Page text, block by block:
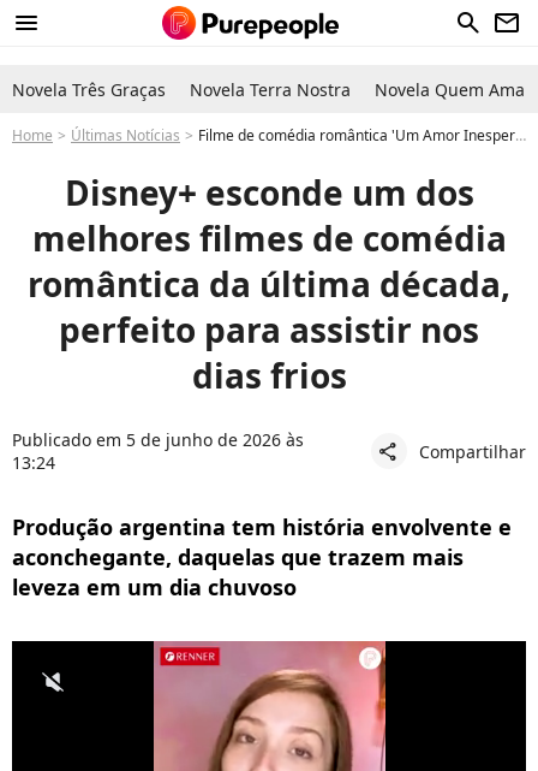
menu search newsletter
Novela Três Graças Novela Terra Nostra Novela Quem Ama
Home Últimas Notícias Filme de comédia romântica 'Um Amor Inesperado' está no Disney+ e é uma das melhores escolhas para assistir nos dias frios
Disney+ esconde um dos
melhores filmes de comédia
romântica da última década,
perfeito para assistir nos
dias frios
Publicado em 5 de junho de 2026 às
13:24
share Compartilhar
Produção argentina tem história envolvente e
aconchegante, daquelas que trazem mais
leveza em um dia chuvoso